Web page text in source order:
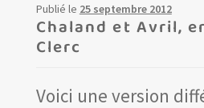
Les Rencontres Chaland
Prix de lecture
Publié le 25 septembre 2012
Chaland et Avril,
Clerc
Voici une version